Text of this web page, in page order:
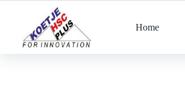
inhoud
Home